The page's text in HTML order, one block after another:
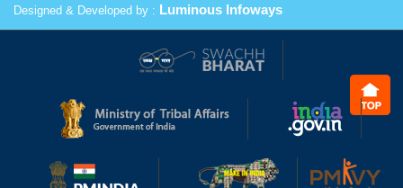
Designed & Developed by : Luminous Infoways